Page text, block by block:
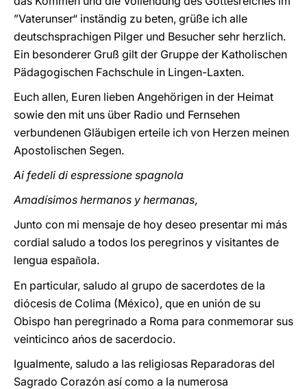
”Vaterunser“ inständig zu beten, grüße ich alle
deutschsprachigen Pilger und Besucher sehr herzlich.
Ein besonderer Gruß gilt der Gruppe der Katholischen
Pädagogischen Fachschule in Lingen-Laxten.
Euch allen, Euren lieben Angehörigen in der Heimat
sowie den mit uns über Radio und Fernsehen
verbundenen Gläubigen erteile ich von Herzen meinen
Apostolischen Segen.
Ai fedeli di espressione spagnola
Amadísimos hermanos y hermanas,
Junto con mi mensaje de hoy deseo presentar mi más
cordial saludo a todos los peregrinos y visitantes de
lengua española.
En particular, saludo al grupo de sacerdotes de la
diócesis de Colima (México), que en unión de su
Obispo han peregrinado a Roma para conmemorar sus
veinticinco ańos de sacerdocio.
Igualmente, saludo a las religiosas Reparadoras del
Sagrado Corazón así como a la numerosa